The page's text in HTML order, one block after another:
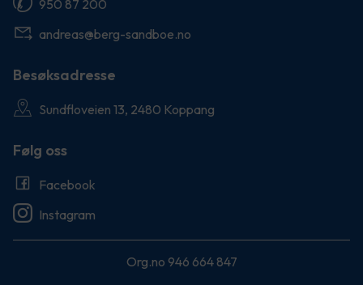
950 87 200
andreas@berg-sandboe.no
Besøksadresse
Sundfloveien 13, 2480 Koppang
Følg oss
Facebook
Instagram
Org.no 946 664 847